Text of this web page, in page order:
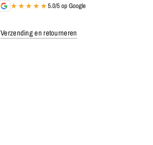
★★★★★5.0/5 op Google
Verzending en retourneren